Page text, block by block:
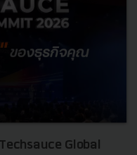
Techsauce Global